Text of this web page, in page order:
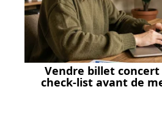
Vendre billet concert
check-list avant de